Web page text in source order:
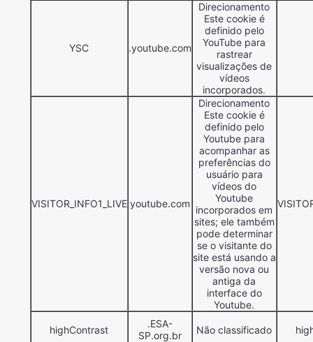
YSC .youtube.com
Direcionamento
Este cookie é
definido pelo
YouTube para
rastrear
visualizações de
vídeos
incorporados.
VISITOR_INFO1_LIVE youtube.com
Direcionamento
Este cookie é
definido pelo
Youtube para
acompanhar as
preferências do
usuário para
vídeos do
Youtube
incorporados em
sites; ele também
pode determinar
se o visitante do
site está usando a
versão nova ou
antiga da
interface do
Youtube.
highContrast
.ESA-
SP.org.br
Não classificado